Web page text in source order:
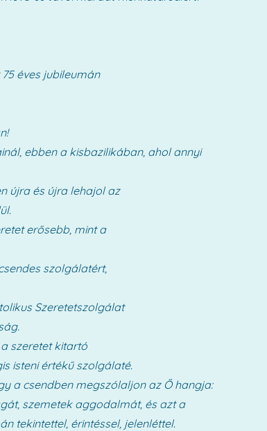
éves jubileumán
ebben a kisbazilikában, ahol annyi
újra és újra lehajol az
erősebb, mint a
szolgálatért,
Szeretetszolgálat
szeretet kitartó
isteni értékű szolgálaté.
a csendben megszólaljon az Ő hangja:
szemetek aggodalmát, és azt a
tekintettel, érintéssel, jelenléttel.